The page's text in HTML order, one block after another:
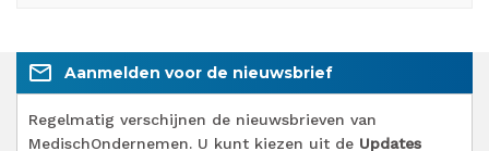
mail_outline Aanmelden voor de nieuwsbrief
Regelmatig verschijnen de nieuwsbrieven van
MedischOndernemen. U kunt kiezen uit de Updates